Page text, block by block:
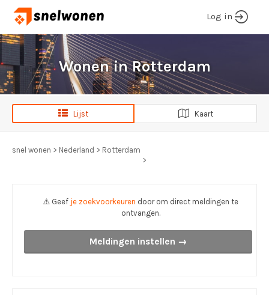
Log in
Lijst Kaart
Wonen in Rotterdam
snel wonen > Nederland > Rotterdam
>
⚠️ Geef je zoekvoorkeuren door om direct meldingen te
ontvangen.
Meldingen instellen →